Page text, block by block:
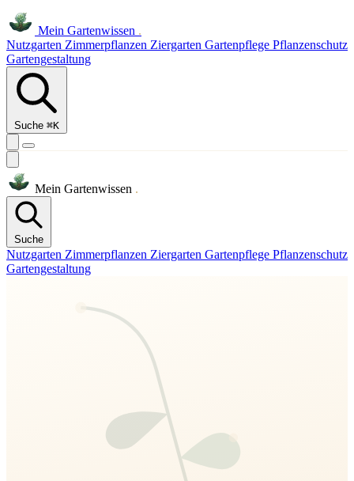
Mein Gartenwissen .
Nutzgarten Zimmerpflanzen Ziergarten Gartenpflege Pflanzenschutz
Gartengestaltung
Suche ⌘K
Mein Gartenwissen .
Suche
Nutzgarten Zimmerpflanzen Ziergarten Gartenpflege Pflanzenschutz
Gartengestaltung